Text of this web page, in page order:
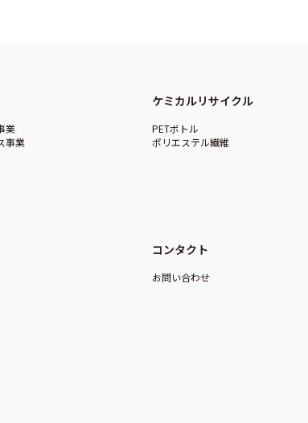
業
事業
ケミカルリサイクル
PETボトル
ポリエステル繊維
コンタクト
お問い合わせ